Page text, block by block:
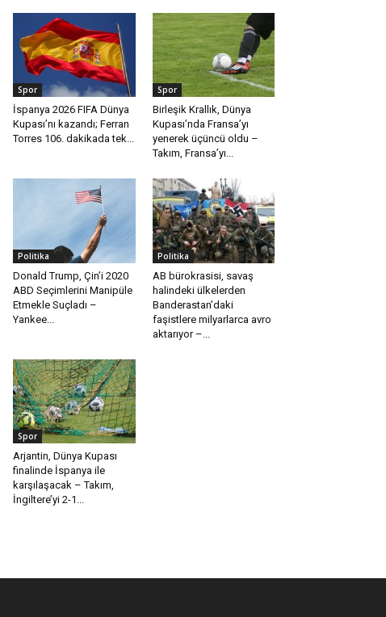
Spor
İspanya 2026 FIFA Dünya
Kupası’nı kazandı; Ferran
Torres 106. dakikada tek...
Spor
Birleşik Krallık, Dünya
Kupası’nda Fransa’yı
yenerek üçüncü oldu –
Takım, Fransa’yı...
Politika
Donald Trump, Çin’i 2020
ABD Seçimlerini Manipüle
Etmekle Suçladı –
Yankee...
Politika
AB bürokrasisi, savaş
halindeki ülkelerden
Banderastan’daki
faşistlere milyarlarca avro
aktarıyor –...
Spor
Arjantin, Dünya Kupası
finalinde İspanya ile
karşılaşacak – Takım,
İngiltere’yi 2-1...